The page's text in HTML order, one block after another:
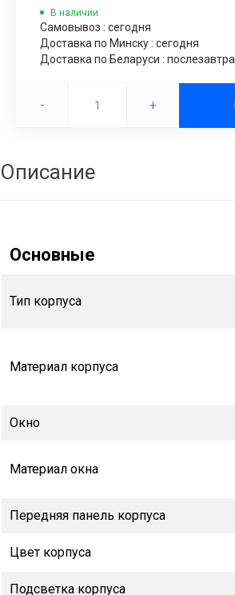
В наличии
Самовывоз : сегодня
Доставка по Минску : сегодня
Доставка по Беларуси : послезавтра
- +
Описание
Основные
Тип корпуса
Материал корпуса
Окно
Материал окна
Передняя панель корпуса
Цвет корпуса
Подсветка корпуса